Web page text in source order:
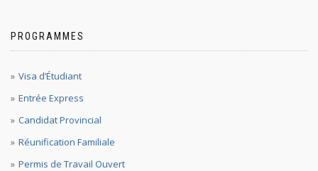
PROGRAMMES
Visa d’Étudiant
Entrée Express
Candidat Provincial
Réunification Familiale
Permis de Travail Ouvert